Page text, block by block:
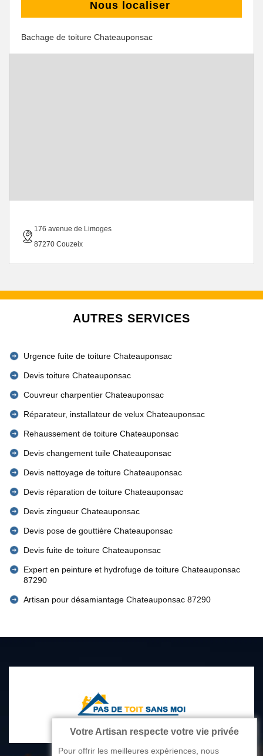
Nous localiser
Bachage de toiture Chateauponsac
176 avenue de Limoges
87270 Couzeix
AUTRES SERVICES
Urgence fuite de toiture Chateauponsac
Devis toiture Chateauponsac
Couvreur charpentier Chateauponsac
Réparateur, installateur de velux Chateauponsac
Rehaussement de toiture Chateauponsac
Devis changement tuile Chateauponsac
Devis nettoyage de toiture Chateauponsac
Devis réparation de toiture Chateauponsac
Devis zingueur Chateauponsac
Devis pose de gouttière Chateauponsac
Devis fuite de toiture Chateauponsac
Expert en peinture et hydrofuge de toiture Chateauponsac
87290
Artisan pour désamiantage Chateauponsac 87290
Votre Artisan respecte votre vie privée
Pour offrir les meilleures expériences, nous